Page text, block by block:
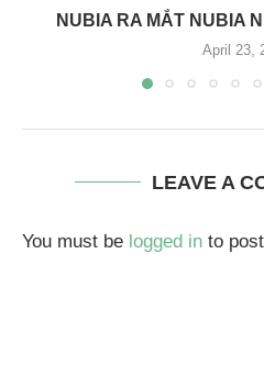
NUBIA RA MẮT NUBIA
April 23,
LEAVE A
You must be logged in to